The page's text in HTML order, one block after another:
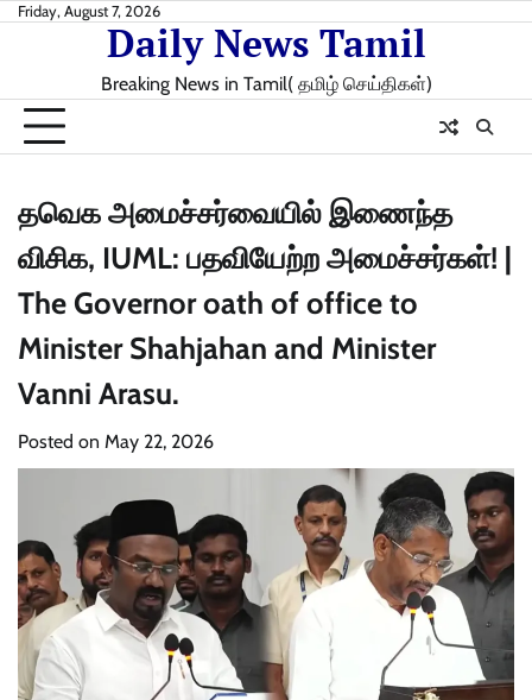
SkipFriday, August 7, 2026
Daily News Tamil
Breaking News in Tamil( தமிழ் செய்திகள்)
தவெக அமைச்சர்வையில் இணைந்த
விசிக, IUML: பதவியேற்ற அமைச்சர்கள்! |
The Governor oath of office to
Minister Shahjahan and Minister
Vanni Arasu.
Posted on May 22, 2026